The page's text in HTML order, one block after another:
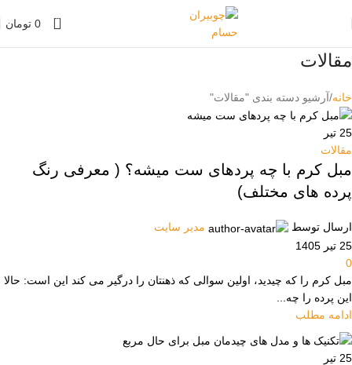
0
0 تومان
مقالات
خانه آرشیو دسته بندی "مقالات"
25 تیر
مقالات
مبل کرم با چه پردهای ست میشه؟ ( معرفی رنگ
پرده های مختلف)
ارسال توسط
مدیر سایت
25 تیر 1405
0
مبل کرم را که چیدید، اولین سوالی که ذهنتان را درگیر می کند این است: حالا
این پرده را چه...
ادامه مطلب
25 تیر